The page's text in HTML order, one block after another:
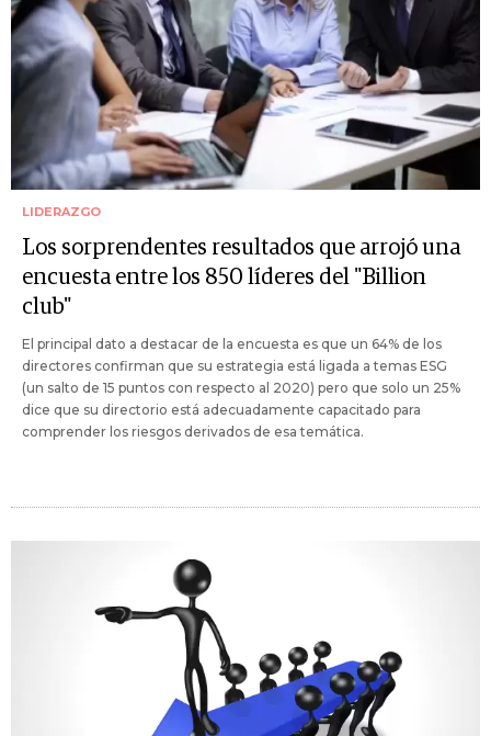
LIDERAZGO
Los sorprendentes resultados que arrojó una
encuesta entre los 850 líderes del "Billion
club"
El principal dato a destacar de la encuesta es que un 64% de los
directores confirman que su estrategia está ligada a temas ESG
(un salto de 15 puntos con respecto al 2020) pero que solo un 25%
dice que su directorio está adecuadamente capacitado para
comprender los riesgos derivados de esa temática.